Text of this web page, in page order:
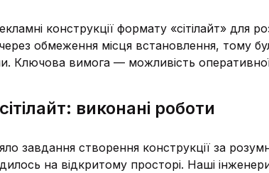
конструкції формату «сітілайт» для
обмеження місця встановлення, тому
Ключова вимога — можливість
виконані роботи
завдання створення конструкції за
на відкритому просторі. Наші